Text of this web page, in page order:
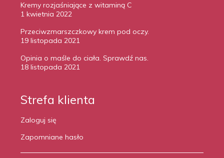
Kremy rozjaśniające z witaminą C
1 kwietnia 2022
Przeciwzmarszczkowy krem pod oczy.
19 listopada 2021
Opinia o maśle do ciała. Sprawdź nas.
18 listopada 2021
Strefa klienta
Zaloguj się
Zapomniane hasło